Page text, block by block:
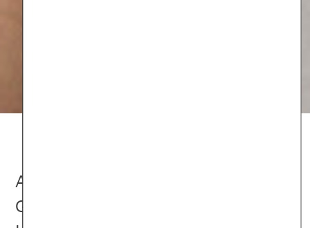
Angststörungen haben viele
Gesichter. Eher unbekannt ist die